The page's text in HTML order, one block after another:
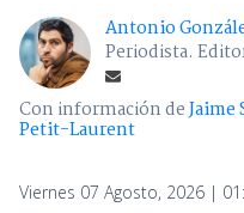
Antonio
Periodista.
Con información deJaime
Petit-Laurent
Viernes 07 Agosto, 2026 |